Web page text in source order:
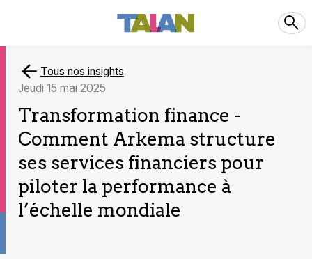
Tous nos insights
jeudi 15 mai 2025
Transformation finance -
Comment Arkema structure
ses services financiers pour
piloter la performance à
l’échelle mondiale